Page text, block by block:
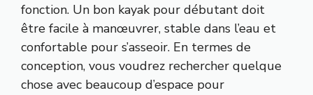
fonction. Un bon kayak pour débutant doit
être facile à manœuvrer, stable dans l’eau et
confortable pour s’asseoir. En termes de
conception, vous voudrez rechercher quelque
chose avec beaucoup d’espace pour